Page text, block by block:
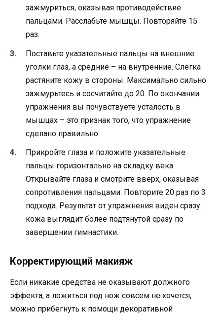
зажмуриться, оказывая противодействие
пальцами. Расслабьте мышцы. Повторяйте 15
раз.
Поставьте указательные пальцы на внешние
уголки глаз, а средние – на внутренние. Слегка
растяните кожу в стороны. Максимально сильно
зажмурьтесь и сосчитайте до 20. По окончании
упражнения вы почувствуете усталость в
мышцах – это признак того, что упражнение
сделано правильно.
Прикройте глаза и положите указательные
пальцы горизонтально на складку века.
Открывайте глаза и смотрите вверх, оказывая
сопротивления пальцами. Повторите 20 раз по 3
подхода. Результат от упражнения виден сразу:
кожа выглядит более подтянутой сразу по
завершении гимнастики.
Корректирующий макияж
Если никакие средства не оказывают должного
эффекта, а ложиться под нож совсем не хочется,
можно прибегнуть к помощи декоративной